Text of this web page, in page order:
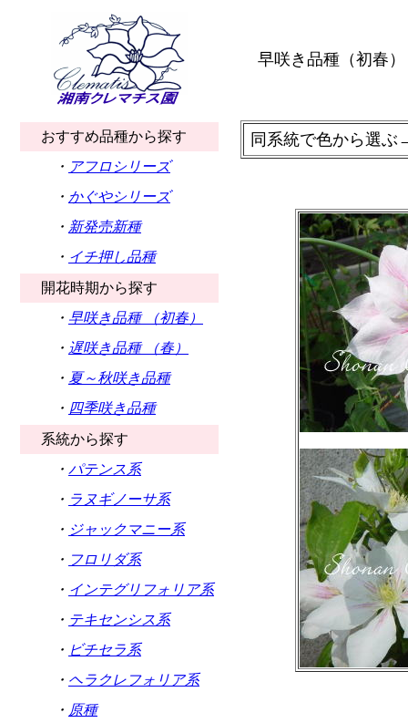
早咲き品種（初春）
おすすめ品種から探す
・ アフロシリーズ
・ かぐやシリーズ
・ 新発売新種
・ イチ押し品種
開花時期から探す
・ 早咲き品種 （初春）
・ 遅咲き品種 （春）
・ 夏～秋咲き品種
・ 四季咲き品種
系統から探す
・ パテンス系
・ ラヌギノーサ系
・ ジャックマニー系
・ フロリダ系
・ インテグリフォリア系
・ テキセンシス系
・ ビチセラ系
・ ヘラクレフォリア系
・ 原種
同系統で色から選ぶ